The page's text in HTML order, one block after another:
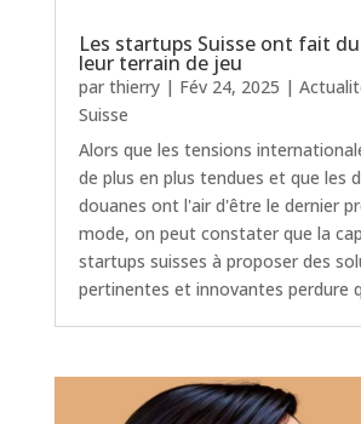
Les startups Suisse ont fait
leur terrain de jeu
par thierry| Fév 24, 2025 |
Suisse
Alors que les tensions
de plus en plus tendues et que les
douanes ont l'air d'être le dernier
mode, on peut constater que la
startups suisses à proposer des
pertinentes et innovantes perdure